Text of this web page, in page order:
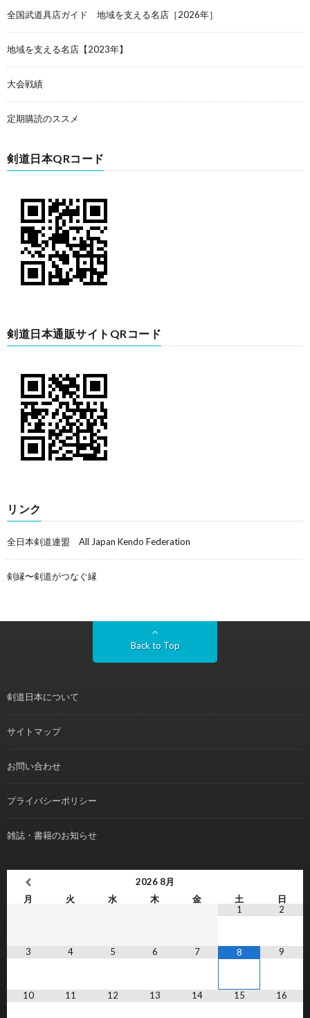
全国武道具店ガイド 地域を支える名店［2026年］
地域を支える名店【2023年】
大会戦績
定期購読のススメ
剣道日本QRコード
剣道日本通販サイトQRコード
リンク
全日本剣道連盟 All Japan Kendo Federation
剣縁〜剣道がつなぐ縁
Back to Top
剣道日本について
サイトマップ
お問い合わせ
プライバシーポリシー
雑誌・書籍のお知らせ
2026 8月
月
火 水 木 金 土
日
1
2
3 4 5 6 7 8 9
10 11 12 13 14 15 16